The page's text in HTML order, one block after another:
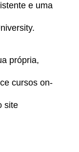
e uma
própria,
cursos on-
site